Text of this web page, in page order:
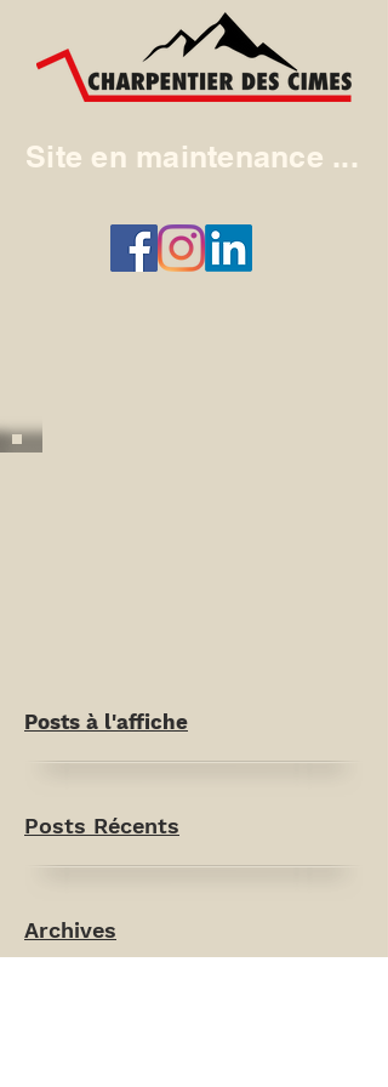
Site en maintenance ...
Posts à l'affiche
Posts Récents
Archives